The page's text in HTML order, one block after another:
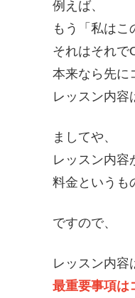
例えば、
もう「私はこ
それはそれで
本来なら先に
レッスン内容
ましてや、
レッスン内容
料金というも
ですので、
レッスン内容
最重要事項は